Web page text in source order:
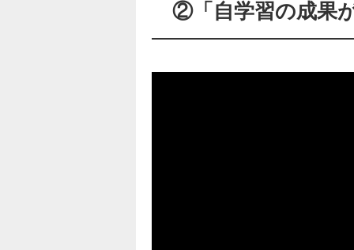
②「自学習の成果